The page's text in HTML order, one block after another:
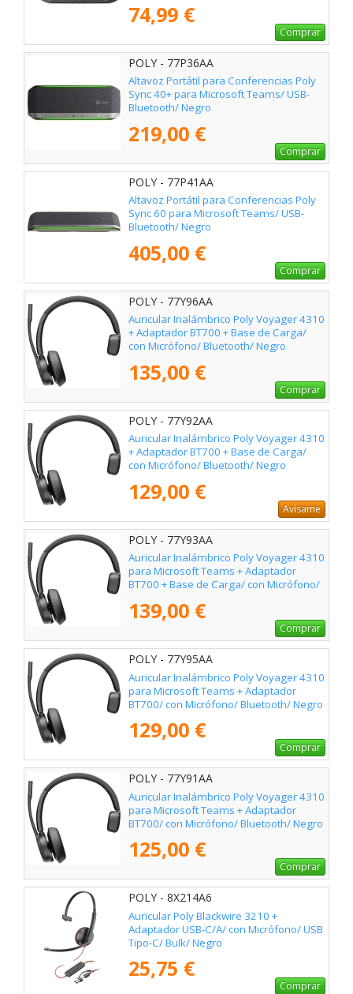
74,99 €
Comprar
POLY - 77P36AA
Altavoz Portátil para Conferencias Poly
Sync 40+ para Microsoft Teams/ USB-
Bluetooth/ Negro
219,00 €
Comprar
POLY - 77P41AA
Altavoz Portátil para Conferencias Poly
Sync 60 para Microsoft Teams/ USB-
Bluetooth/ Negro
405,00 €
Comprar
POLY - 77Y96AA
Auricular Inalámbrico Poly Voyager 4310
+ Adaptador BT700 + Base de Carga/
con Micrófono/ Bluetooth/ Negro
135,00 €
Comprar
POLY - 77Y92AA
Auricular Inalámbrico Poly Voyager 4310
+ Adaptador BT700 + Base de Carga/
con Micrófono/ Bluetooth/ Negro
129,00 €
Avísame
POLY - 77Y93AA
Auricular Inalámbrico Poly Voyager 4310
para Microsoft Teams + Adaptador
BT700 + Base de Carga/ con Micrófono/
139,00 €
Comprar
POLY - 77Y95AA
Auricular Inalámbrico Poly Voyager 4310
para Microsoft Teams + Adaptador
BT700/ con Micrófono/ Bluetooth/ Negro
129,00 €
Comprar
POLY - 77Y91AA
Auricular Inalámbrico Poly Voyager 4310
para Microsoft Teams + Adaptador
BT700/ con Micrófono/ Bluetooth/ Negro
125,00 €
Comprar
POLY - 8X214A6
Auricular Poly Blackwire 3210 +
Adaptador USB-C/A/ con Micrófono/ USB
Tipo-C/ Bulk/ Negro
25,75 €
Comprar